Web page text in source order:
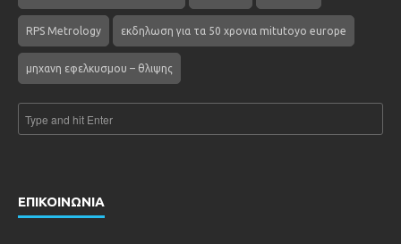
RPS Metrology εκδηλωση για τα 50 χρονια mitutoyo europe
μηχανη εφελκυσμου – θλιψης
ΕΠΙΚΟΙΝΩΝΙΑ